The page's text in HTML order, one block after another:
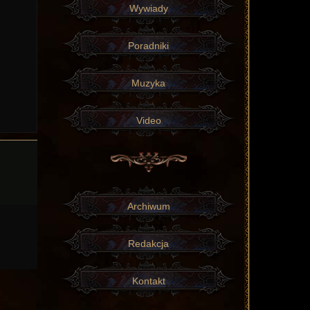
Wywiady
Poradniki
Muzyka
Video
Archiwum
Redakcja
Kontakt